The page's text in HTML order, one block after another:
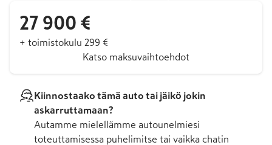
27 900 €
+ toimistokulu 299 €
Katso maksuvaihtoehdot
Kiinnostaako tämä auto tai jäikö jokin
askarruttamaan?
Autamme mielellämme autounelmiesi
toteuttamisessa puhelimitse tai vaikka chatin